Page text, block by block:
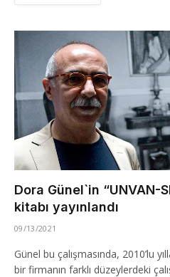
Dora Günel`in
kitabı yayınlandı
09/13/2021
Günel bu çalışmasında, 2010’lu
bir firmanın farklı düzeylerdeki